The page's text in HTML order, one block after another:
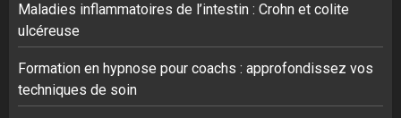
Maladies inflammatoires de l’intestin : Crohn et colite
ulcéreuse
Formation en hypnose pour coachs : approfondissez vos
techniques de soin